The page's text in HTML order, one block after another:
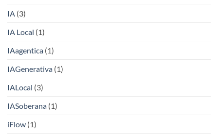
IA (3)
IA Local (1)
IAagentica (1)
IAGenerativa (1)
IALocal (3)
IASoberana (1)
iFlow (1)